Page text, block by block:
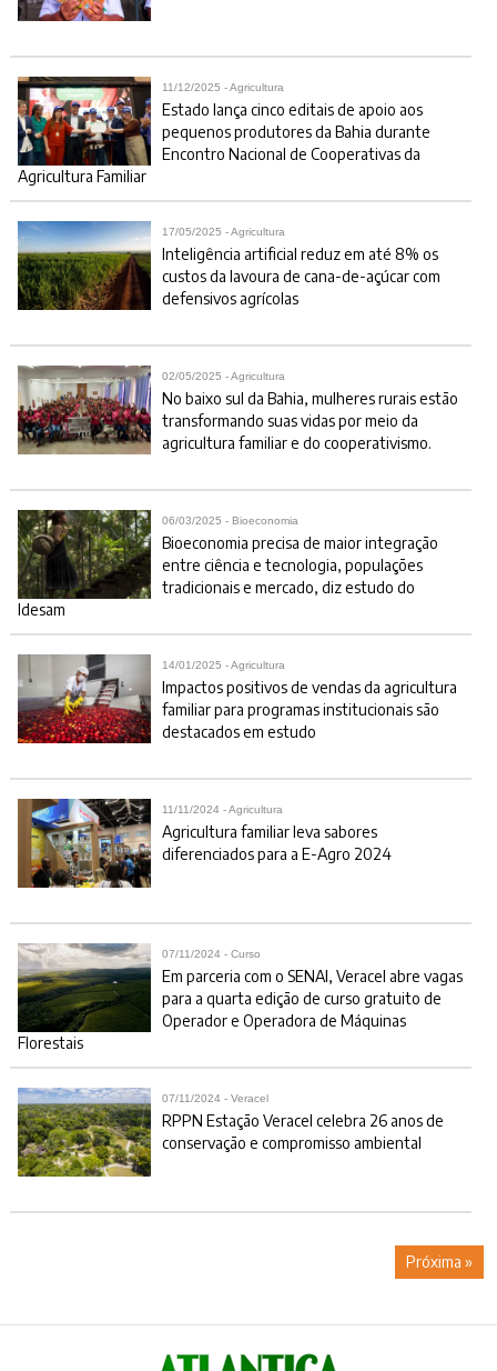
11/12/2025 - Agricultura
Estado lança cinco editais de apoio aos
pequenos produtores da Bahia durante
Encontro Nacional de Cooperativas da
Agricultura Familiar
17/05/2025 - Agricultura
Inteligência artificial reduz em até 8% os
custos da lavoura de cana-de-açúcar com
defensivos agrícolas
02/05/2025 - Agricultura
No baixo sul da Bahia, mulheres rurais estão
transformando suas vidas por meio da
agricultura familiar e do cooperativismo.
06/03/2025 - Bioeconomia
Bioeconomia precisa de maior integração
entre ciência e tecnologia, populações
tradicionais e mercado, diz estudo do
Idesam
14/01/2025 - Agricultura
Impactos positivos de vendas da agricultura
familiar para programas institucionais são
destacados em estudo
11/11/2024 - Agricultura
Agricultura familiar leva sabores
diferenciados para a E-Agro 2024
07/11/2024 - Curso
Em parceria com o SENAI, Veracel abre vagas
para a quarta edição de curso gratuito de
Operador e Operadora de Máquinas
Florestais
07/11/2024 - Veracel
RPPN Estação Veracel celebra 26 anos de
conservação e compromisso ambiental
Próxima »